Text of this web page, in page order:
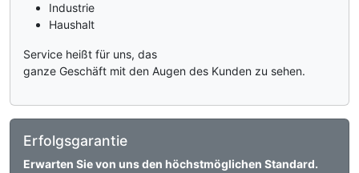
Industrie
Haushalt
Service heißt für uns, das
ganze Geschäft mit den Augen des Kunden zu sehen.
Erfolgsgarantie
Erwarten Sie von uns den höchstmöglichen Standard.